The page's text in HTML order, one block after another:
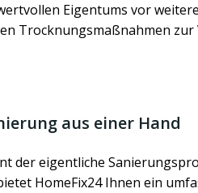
Eigentums vor
Trocknungsmaßnahmen zur
aus einer Hand
der eigentliche
HomeFix24 Ihnen ein